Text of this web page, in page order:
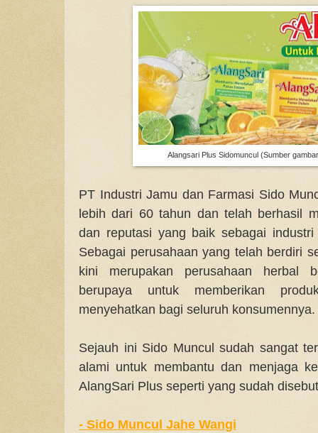
Alangsari Plus Sidomuncul (Sumber
PT Industri Jamu dan Farmasi Sido
lebih dari 60 tahun dan telah berhasil
dan reputasi yang baik sebagai
Sebagai perusahaan yang telah berdiri
kini merupakan perusahaan herbal
berupaya untuk memberikan
menyehatkan bagi seluruh konsumennya.
Sejauh ini Sido Muncul sudah sangat
alami untuk membantu dan menjaga
AlangSari Plus seperti yang sudah
- Sido Muncul Jahe Wangi